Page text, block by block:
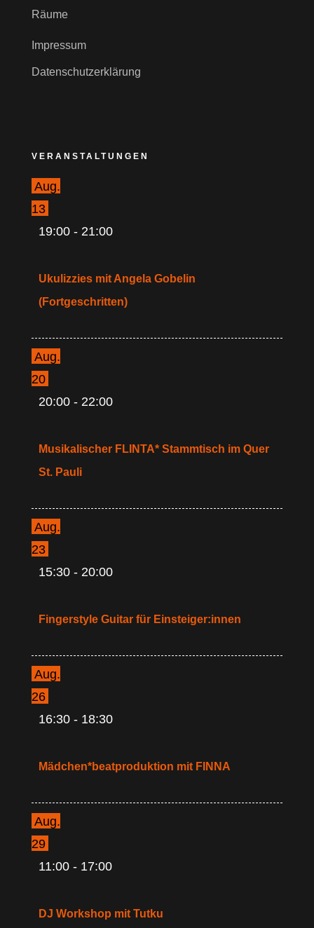
Räume
Impressum
Datenschutzerklärung
VERANSTALTUNGEN
Aug.
13
19:00- 21:00
Ukulizzies mit Angela Gobelin
(Fortgeschritten)
Aug.
20
20:00- 22:00
Musikalischer FLINTA* Stammtisch im Quer
St. Pauli
Aug.
23
15:30- 20:00
Fingerstyle Guitar für Einsteiger:innen
Aug.
26
16:30- 18:30
Mädchen*beatproduktion mit FINNA
Aug.
29
11:00- 17:00
DJ Workshop mit Tutku